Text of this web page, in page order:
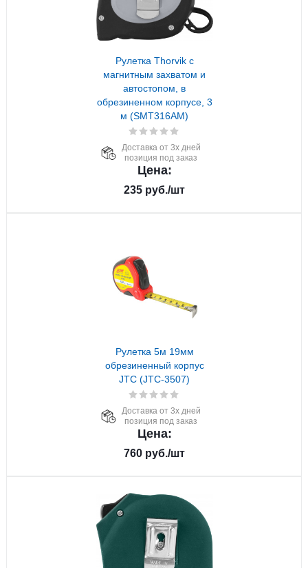
Рулетка Thorvik с
магнитным захватом и
автостопом, в
обрезиненном корпусе, 3
м (SMT316AM)
Доставка от 3х дней
позиция под заказ
Цена:
235 руб./шт
Рулетка 5м 19мм
обрезиненный корпус
JTC (JTC-3507)
Доставка от 3х дней
позиция под заказ
Цена:
760 руб./шт